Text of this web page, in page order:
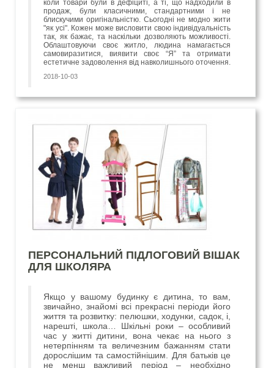
коли товари були в дефіциті, а ті, що надходили в
продаж, були класичними, стандартними і не
блискучими оригінальністю. Сьогодні не модно жити
"як усі". Кожен може висловити свою індивідуальність
так, як бажає, та наскільки дозволяють можливості.
Облаштовуючи своє житло, людина намагається
самовиразитися, виявити своє “Я” та отримати
естетичне задоволення від навколишнього оточення.
2018-10-03
ПЕРСОНАЛЬНИЙ ПІДЛОГОВИЙ ВІШАК
ДЛЯ ШКОЛЯРА
Якщо у вашому будинку є дитина, то вам,
звичайно, знайомі всі прекрасні періоди його
життя та розвитку: пелюшки, ходунки, садок, і,
нарешті, школа… Шкільні роки – особливий
час у житті дитини, вона чекає на нього з
нетерпінням та величезним бажанням стати
дорослішим та самостійнішим. Для батьків це
не менш важливий період – необхідно